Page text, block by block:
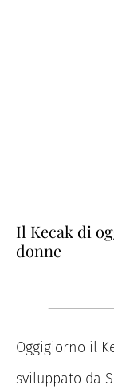
Il Kecak di
donne
Oggigiorno il
sviluppato da